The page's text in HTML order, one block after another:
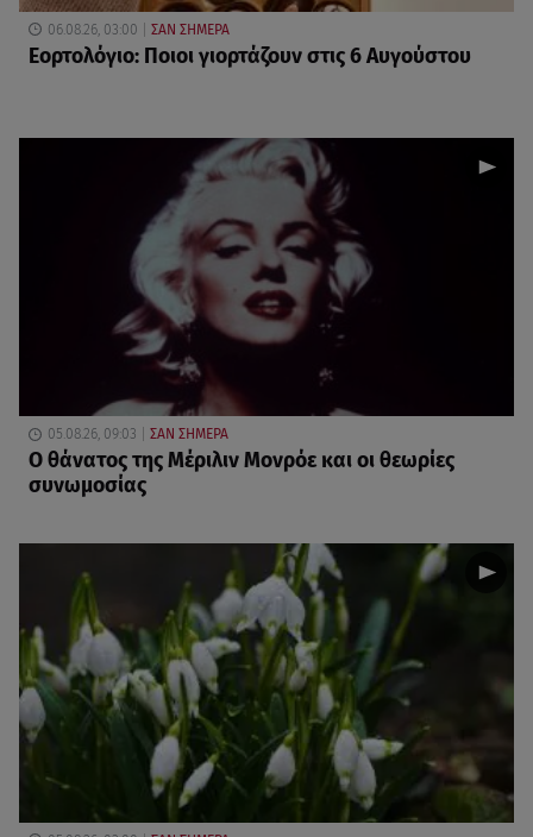
06.08.26, 03:00 ΣΑΝ ΣΗΜΕΡΑ
Εορτολόγιο: Ποιοι γιορτάζουν στις 6 Αυγούστου
05.08.26, 09:03 ΣΑΝ ΣΗΜΕΡΑ
O θάνατος της Μέριλιν Μονρόε και οι θεωρίες
συνωμοσίας